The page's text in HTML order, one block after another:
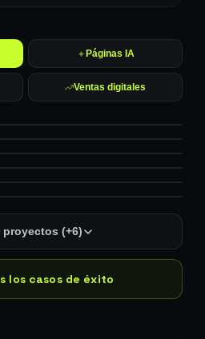
Páginas IA
Ventas digitales
proyectos (+6)
los casos de éxito